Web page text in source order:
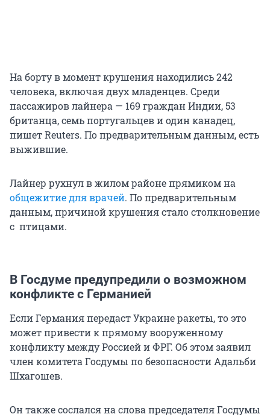
На борту в момент крушения находились 242
человека, включая двух младенцев. Среди
пассажиров лайнера — 169 граждан Индии, 53
британца, семь португальцев и один канадец,
пишет Reuters. По предварительным данным, есть
выжившие.
Лайнер рухнул в жилом районе прямиком на
общежитие для врачей. По предварительным
данным, причиной крушения стало столкновение
с птицами.
В Госдуме предупредили о возможном
конфликте с Германией
Если Германия передаст Украине ракеты, то это
может привести к прямому вооруженному
конфликту между Россией и ФРГ. Об этом заявил
член комитета Госдумы по безопасности Адальби
Шхагошев.
Он также сослался на слова председателя Госдумы